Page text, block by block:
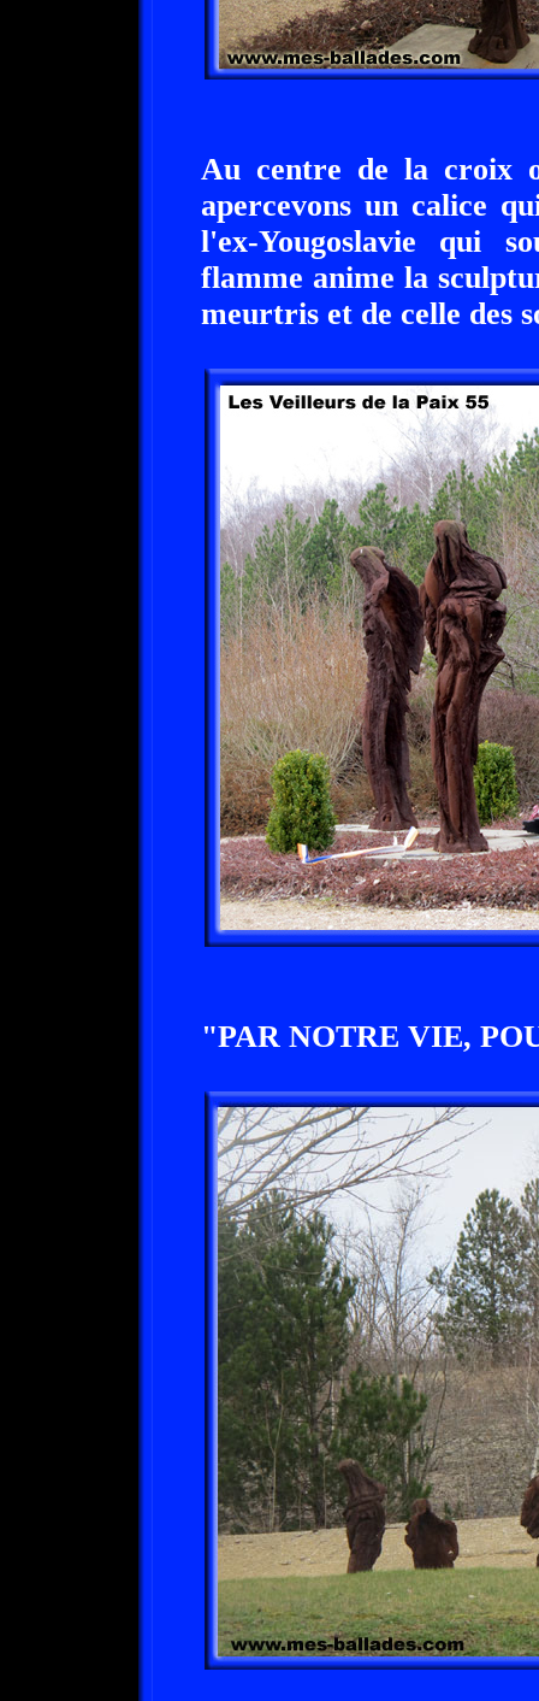
Au centre de la croix
apercevons un calice
l'ex-Yougoslavie qui
flamme anime la
meurtris et de celle des
"PAR NOTRE VIE,